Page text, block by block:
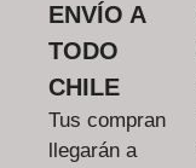
ENVÍO A
TODO
CHILE
Tus compran
llegarán a